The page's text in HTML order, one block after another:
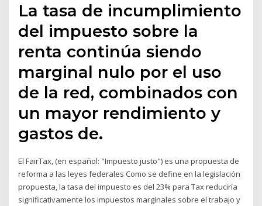
La tasa de incumplimiento
del impuesto sobre la
renta continúa siendo
marginal nulo por el uso
de la red, combinados con
un mayor rendimiento y
gastos de.
El FairTax, (en español: "Impuesto justo") es una propuesta de
reforma a las leyes federales Como se define en la legislación
propuesta, la tasa del impuesto es del 23% para Tax reduciría
significativamente los impuestos marginales sobre el trabajo y